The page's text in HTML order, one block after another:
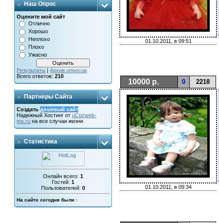
Наш Опрос
Оцените мой сайт
Отлично
Хорошо
Неплохо
Плохо
Ужасно
Результаты |Архив опросов
Всего ответов:210
Партнеры Сайта
Создать дешевый сайт
НадежныйХостинг отuCozweb-
ms.ru на все случаи жизни
Статистика
Онлайн всего:1
Гостей:1
Пользователей:0
На сайте сегодня были :
01.10.2011, в 09:51
10000 р. 0 2218
01.10.2011, в 09:34